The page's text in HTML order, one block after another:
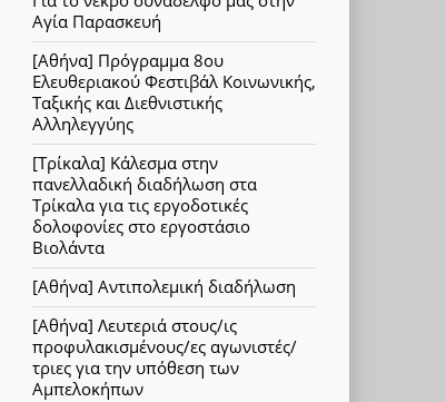
Αγία Παρασκευή
[Αθήνα] Πρόγραμμα 8ου
Ελευθεριακού Φεστιβάλ Κοινωνικής,
Ταξικής και Διεθνιστικής
Αλληλεγγύης
[Τρίκαλα] Κάλεσμα στην
πανελλαδική διαδήλωση στα
Τρίκαλα για τις εργοδοτικές
δολοφονίες στο εργοστάσιο
Βιολάντα
[Αθήνα] Αντιπολεμική διαδήλωση
[Αθήνα] Λευτεριά στους/ις
προφυλακισμένους/ες αγωνιστές/
τριες για την υπόθεση των
Αμπελοκήπων